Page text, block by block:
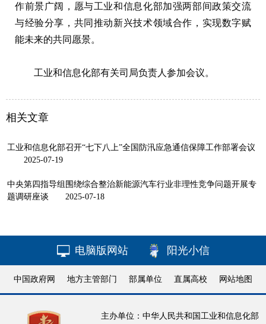
作前景广阔，愿与工业和信息化部加强两部间政策交流
与经验分享，共同推动新兴技术领域合作，实现数字赋
能未来的共同愿景。
工业和信息化部有关司局负责人参加会议。
相关文章
工业和信息化部召开“七下八上”全国防汛应急通信保障工作部署会议
2025-07-19
中央第四指导组围绕综合整治新能源汽车行业非理性竞争问题开展专
题调研座谈
2025-07-18
电脑版网站 阳光小信
中国政府网 地方主管部门 部属单位 直属高校 网站地图
主办单位：中华人民共和国工业和信息化部